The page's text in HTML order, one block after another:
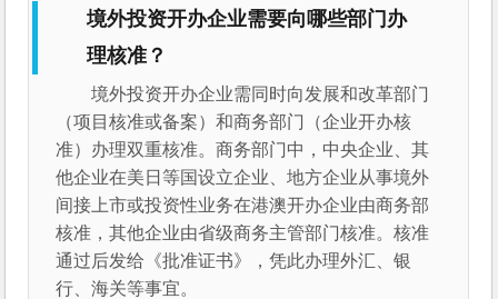
境外投资开办企业需要向哪些部门办
理核准？
境外投资开办企业需同时向发展和改革部门
（项目核准或备案）和商务部门（企业开办核
准）办理双重核准。商务部门中，中央企业、其
他企业在美日等国设立企业、地方企业从事境外
间接上市或投资性业务在港澳开办企业由商务部
核准，其他企业由省级商务主管部门核准。核准
通过后发给《批准证书》，凭此办理外汇、银
行、海关等事宜。